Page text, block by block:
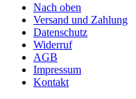
Nach oben
Versand und Zahlung
Datenschutz
Widerruf
AGB
Impressum
Kontakt